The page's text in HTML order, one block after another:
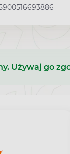
Używaj go